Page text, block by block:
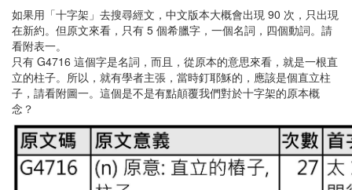
如果用「十字架」去搜尋經文，中文版本大概會出現 90 次，只出現
在新約。但原文來看，只有 5 個希臘字，一個名詞，四個動詞。請
看附表一。
只有 G4716 這個字是名詞，而且，從原本的意思來看，就是一根直
立的柱子。所以，就有學者主張，當時釘耶穌的，應該是個直立柱
子，請看附圖一。這個是不是有點顛覆我們對於十字架的原本概
念？